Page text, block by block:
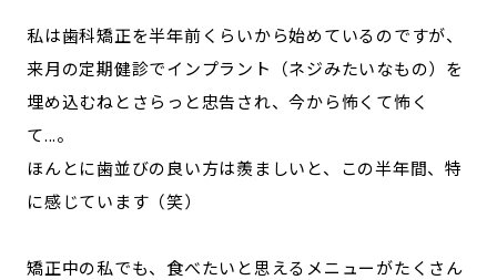
私は歯科矯正を半年前くらいから始めているのですが、
来月の定期健診でインプラント（ネジみたいなもの）を
埋め込むねとさらっと忠告され、今から怖くて怖く
て...。
ほんとに歯並びの良い方は羨ましいと、この半年間、特
に感じています（笑）
矯正中の私でも、食べたいと思えるメニューがたくさん